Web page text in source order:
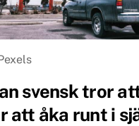
svensk tror
att åka runt i